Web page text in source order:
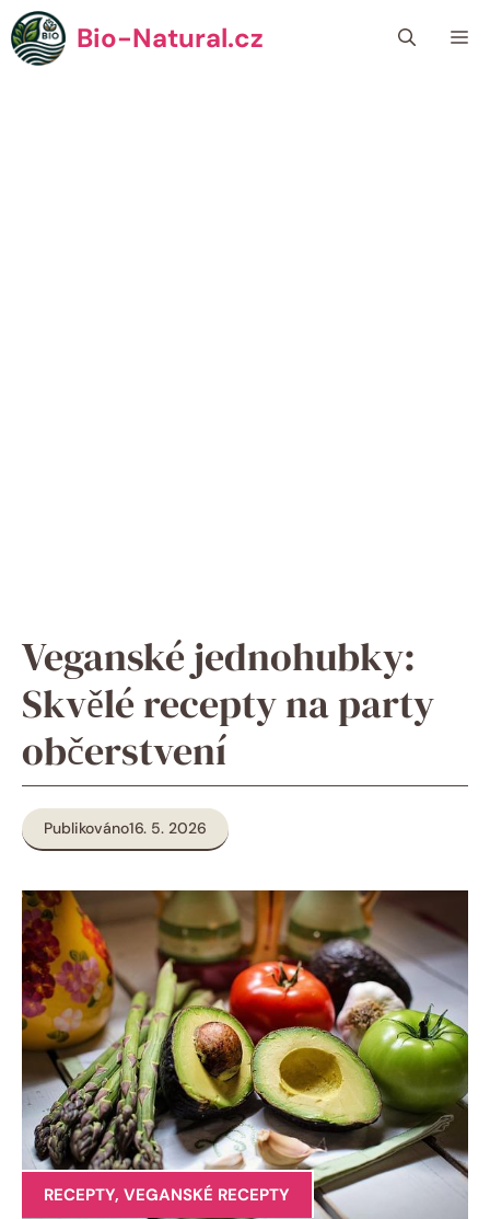
Přeskočit
na
obsah
Bio-Natural.cz
Veganské jednohubky:
Skvělé recepty na party
občerstvení
Publikováno16. 5. 2026
RECEPTY, VEGANSKÉ RECEPTY